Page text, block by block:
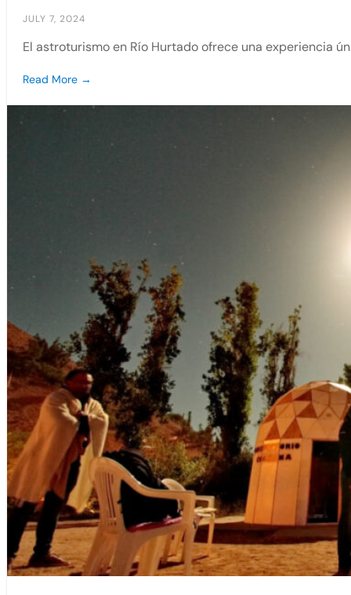
JULY 7, 2024
El astroturismo en Río Hurtado ofrece una experiencia
Read More →